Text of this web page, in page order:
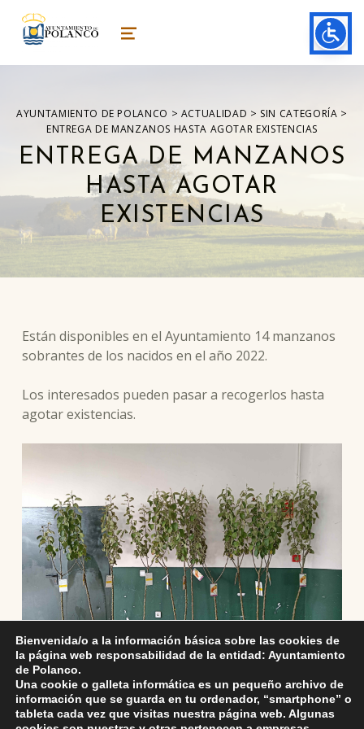
ayuntamiento de polanco
AYUNTAMIENTO DE POLANCO MENU
AYUNTAMIENTO DE POLANCO > ACTUALIDAD > SIN CATEGORÍA >
ENTREGA DE MANZANOS HASTA AGOTAR EXISTENCIAS
ENTREGA DE MANZANOS
HASTA AGOTAR
EXISTENCIAS
Están disponibles en el Ayuntamiento 14 manzanos
sobrantes de los nacidos en el año 2022.
Los interesados pueden pasar a recogerlos hasta
agotar existencias.
Bienvenida/o a la información básica sobre las cookies de
la página web responsabilidad de la entidad: Ayuntamiento
de Polanco.
Una cookie o galleta informática es un pequeño archivo de
información que se guarda en tu ordenador, “smartphone” o
tableta cada vez que visitas nuestra página web. Algunas